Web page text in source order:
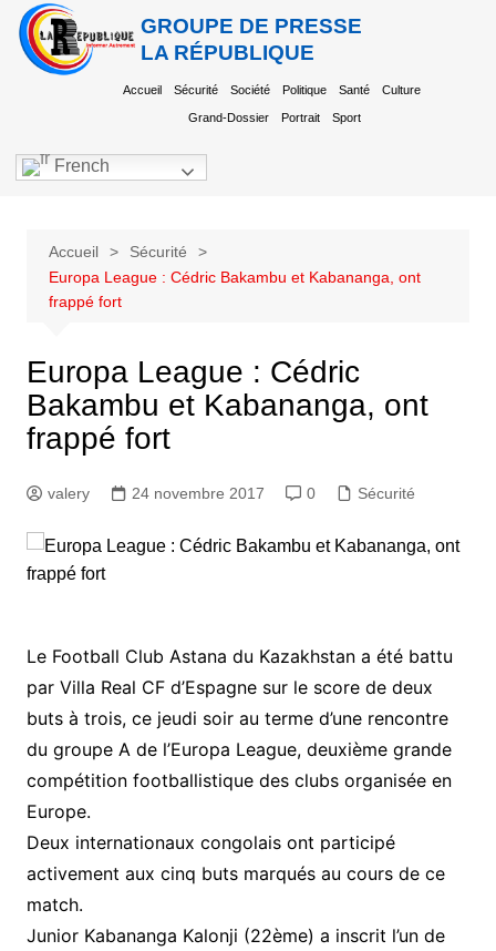
GROUPE DE PRESSE
LA RÉPUBLIQUE
Accueil Sécurité Société Politique Santé Culture
Grand-Dossier Portrait Sport
French
Accueil
Sécurité
Europa League : Cédric Bakambu et Kabananga, ont
frappé fort
Europa League : Cédric
Bakambu et Kabananga, ont
frappé fort
valery 24 novembre 2017 0 Sécurité
Le Football Club Astana du Kazakhstan a été battu
par Villa Real CF d’Espagne sur le score de deux
buts à trois, ce jeudi soir au terme d’une rencontre
du groupe A de l’Europa League, deuxième grande
compétition footballistique des clubs organisée en
Europe.
Deux internationaux congolais ont participé
activement aux cinq buts marqués au cours de ce
match.
Junior Kabananga Kalonji (22ème) a inscrit l’un de